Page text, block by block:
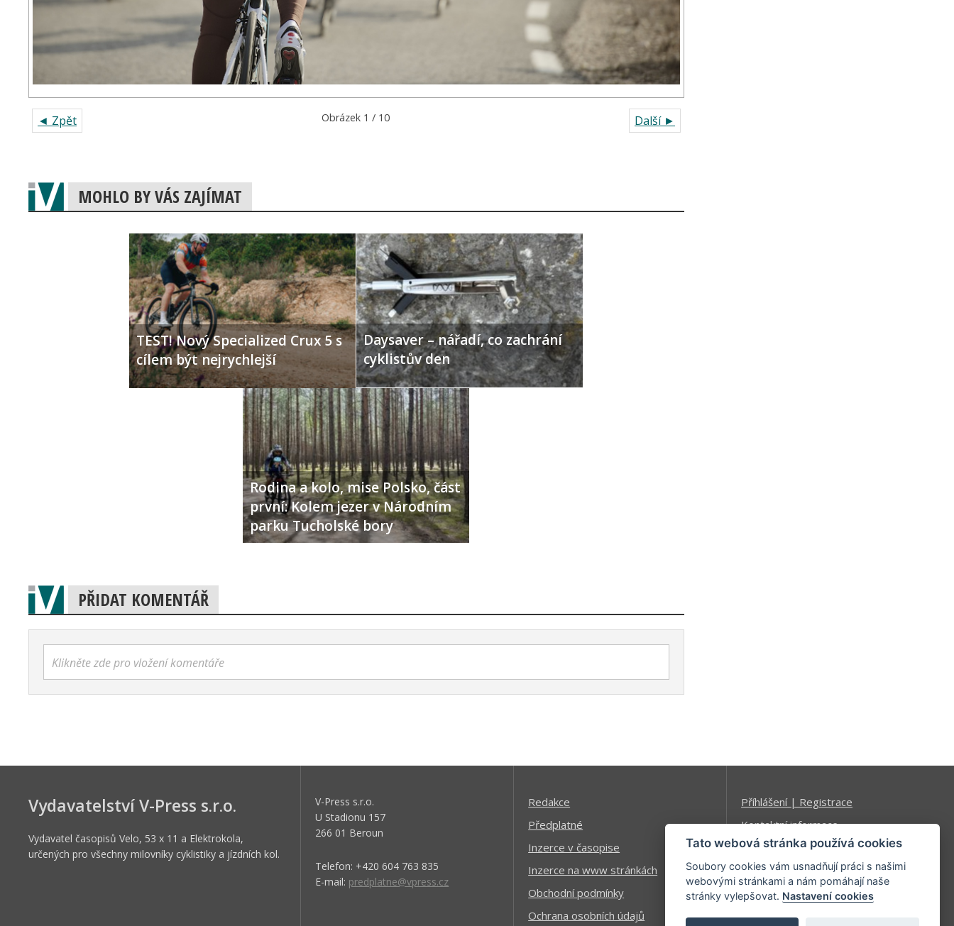
◄ Zpět Další ►
Obrázek 1 / 10
MOHLO BY VÁS ZAJÍMAT
TEST! Nový Specialized Crux 5 s
cílem být nejrychlejší
Daysaver – nářadí, co zachrání
cyklistův den
Rodina a kolo, mise Polsko, část
první: Kolem jezer v Národním
parku Tucholské bory
PŘIDAT KOMENTÁŘ
Klikněte zde pro vložení komentáře
Vydavatelství V-Press s.r.o.
Vydavatel časopisů Velo, 53 x 11 a Elektrokola,
určených pro všechny milovníky cyklistiky a jízdních kol.
V-Press s.r.o.
U Stadionu 157
266 01 Beroun
Telefon: +420 604 763 835
E-mail: predplatne@vpress.cz
Redakce
Předplatné
Inzerce v časopise
Inzerce na www stránkách
Obchodní podmínky
Ochrana osobních údajů
Příhlášení | Registrace
Kontaktní informace
Mapa stránek
Tato webová stránka používá cookies
Soubory cookies vám usnadňují práci s našimi
webovými stránkami a nám pomáhají naše
stránky vylepšovat. Nastavení cookies